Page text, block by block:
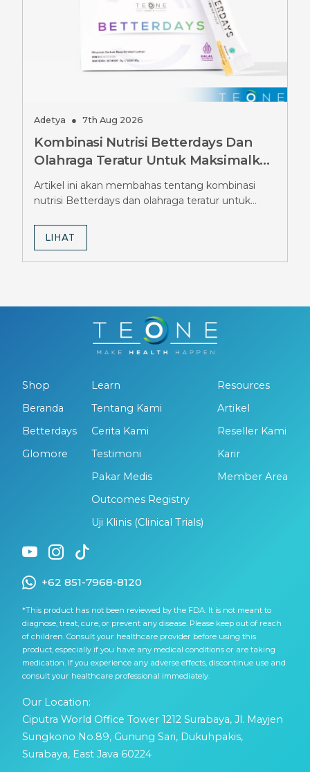
Adetya ● 7th Aug 2026
Kombinasi Nutrisi Betterdays Dan
Olahraga Teratur Untuk Maksimalkan
Hasil Diet Ozempic, Wajib Tahu
Strateginya
Artikel ini akan membahas tentang kombinasi
nutrisi Betterdays dan olahraga teratur untuk
LIHAT
Shop
Beranda
Betterdays
Glomore
Learn
Tentang Kami
Cerita Kami
Testimoni
Pakar Medis
Outcomes Registry
Uji Klinis (Clinical Trials)
Resources
Artikel
Reseller Kami
Karir
Member Area
+62 851-7968-8120
*This product has not been reviewed by the FDA. It is not meant to
diagnose, treat, cure, or prevent any disease. Please keep out of reach
of children. Consult your healthcare provider before using this
product, especially if you have any medical conditions or are taking
medication. If you experience any adverse effects, discontinue use and
consult your healthcare professional immediately.
Our Location:
Ciputra World Office Tower 1212 Surabaya, Jl. Mayjen
Sungkono No.89, Gunung Sari, Dukuhpakis,
Surabaya, East Java 60224